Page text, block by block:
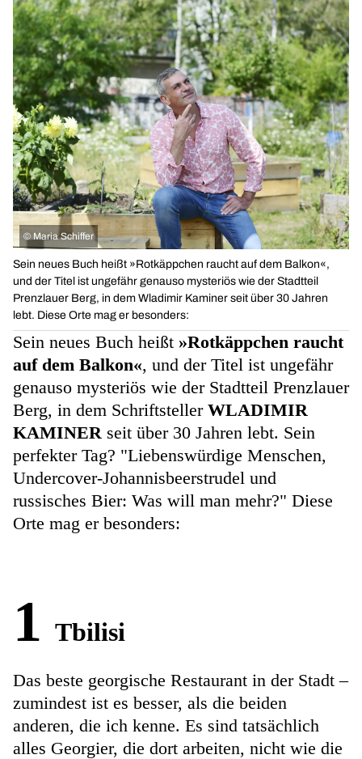
© Maria Schiffer
Sein neues Buch heißt »Rotkäppchen raucht auf dem Balkon«,
und der Titel ist ungefähr genauso mysteriös wie der Stadtteil
Prenzlauer Berg, in dem Wladimir Kaminer seit über 30 Jahren
lebt. Diese Orte mag er besonders:
Sein neues Buch heißt »Rotkäppchen raucht
auf dem Balkon«, und der Titel ist ungefähr
genauso mysteriös wie der Stadtteil Prenzlauer
Berg, in dem Schriftsteller WLADIMIR
KAMINER seit über 30 Jahren lebt. Sein
perfekter Tag? "Liebenswürdige Menschen,
Undercover-Johannisbeerstrudel und
russisches Bier: Was will man mehr?" Diese
Orte mag er besonders:
1 Tbilisi
Das beste georgische Restaurant in der Stadt –
zumindest ist es besser, als die beiden
anderen, die ich kenne. Es sind tatsächlich
alles Georgier, die dort arbeiten, nicht wie die